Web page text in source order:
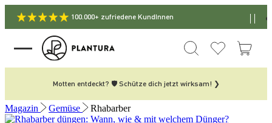
100.000+ zufriedene KundInnen
Motten entdeckt? 🛡️ Schütze dich jetzt wirksam! ❯
Magazin Gemüse Rhabarber